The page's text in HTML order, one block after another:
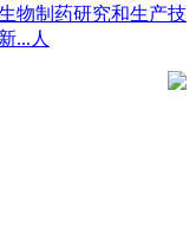
物制药研究和生产技
...人